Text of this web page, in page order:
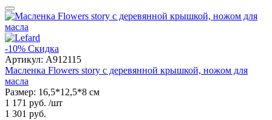
-10% Скидка
Артикул: A912115
Масленка Flowers story с деревянной крышкой, ножом для
масла
Размер: 16,5*12,5*8 см
1 171 руб. /шт
1 301 руб.